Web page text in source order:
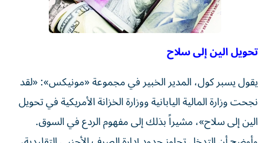
تحويل الين إلى سلاح
يقول يسبر كول، المدير الخبير في مجموعة «مونيكس»: «لقد
نجحت وزارة المالية اليابانية ووزارة الخزانة الأمريكية في تحويل
الين إلى سلاح»، مشيراً بذلك إلى مفهوم الردع في السوق.